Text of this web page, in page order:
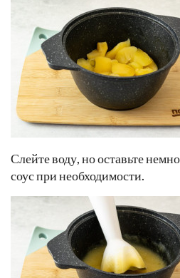
Слейте воду, но оставьте
соус при необходимости.